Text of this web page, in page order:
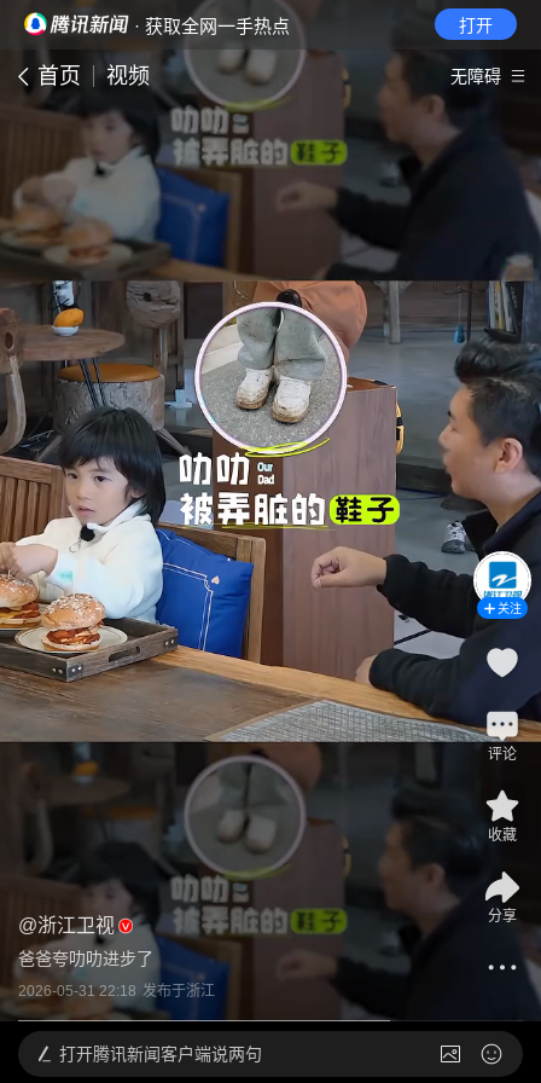
· 获取全网一手热点 打开
首页 视频 无障碍
@浙江卫视
爸爸夸叻叻进步了
2026-05-31 22:18 发布于浙江
关注
评论
收藏
分享
打开腾讯新闻客户端说两句